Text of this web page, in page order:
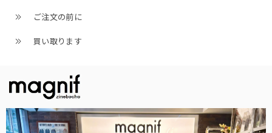
ご注文の前に
買い取ります